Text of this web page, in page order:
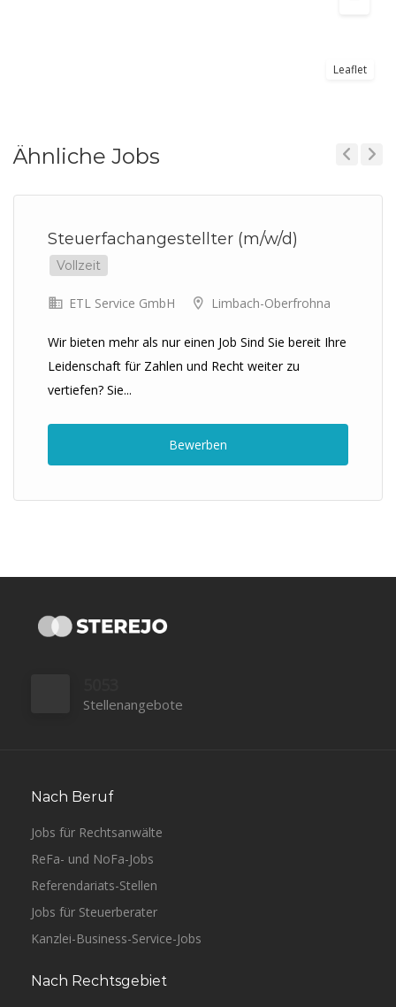
Leaflet
Ähnliche Jobs
Steuerfachangestellter (m/w/d)
Vollzeit
ETL Service GmbH Limbach-Oberfrohna
Wir bieten mehr als nur einen Job Sind Sie bereit Ihre
Leidenschaft für Zahlen und Recht weiter zu
vertiefen? Sie...
Bewerben
Stellenangebote
Nach Beruf
Jobs für Rechtsanwälte
ReFa- und NoFa-Jobs
Referendariats-Stellen
Jobs für Steuerberater
Kanzlei-Business-Service-Jobs
Nach Rechtsgebiet